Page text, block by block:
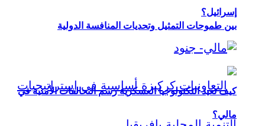
بين طموحات التمثيل وتحديات المنافسة الدولية
إسرائيل؟
كيف تعيد التكنولوجيا العسكرية رسم التحالفات الأمنية في
مالي؟